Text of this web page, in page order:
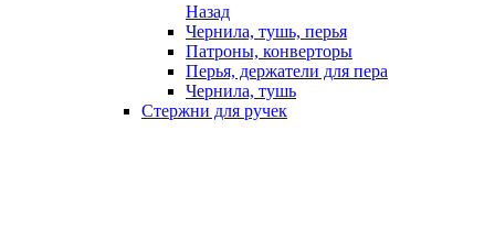
Назад
Чернила, тушь, перья
Патроны, конверторы
Перья, держатели для пера
Чернила, тушь
Стержни для ручек